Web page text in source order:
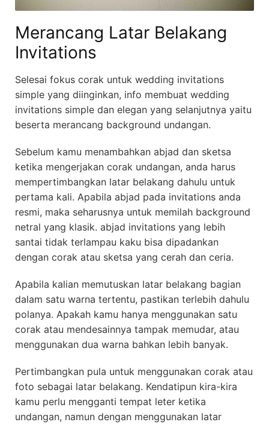
Merancang Latar Belakang
Invitations
Selesai fokus corak untuk wedding invitations
simple yang diinginkan, info membuat wedding
invitations simple dan elegan yang selanjutnya yaitu
beserta merancang background undangan.
Sebelum kamu menambahkan abjad dan sketsa
ketika mengerjakan corak undangan, anda harus
mempertimbangkan latar belakang dahulu untuk
pertama kali. Apabila abjad pada invitations anda
resmi, maka seharusnya untuk memilah background
netral yang klasik. abjad invitations yang lebih
santai tidak terlampau kaku bisa dipadankan
dengan corak atau sketsa yang cerah dan ceria.
Apabila kalian memutuskan latar belakang bagian
dalam satu warna tertentu, pastikan terlebih dahulu
polanya. Apakah kamu hanya menggunakan satu
corak atau mendesainnya tampak memudar, atau
menggunakan dua warna bahkan lebih banyak.
Pertimbangkan pula untuk menggunakan corak atau
foto sebagai latar belakang. Kendatipun kira-kira
kamu perlu mengganti tempat leter ketika
undangan, namun dengan menggunakan latar